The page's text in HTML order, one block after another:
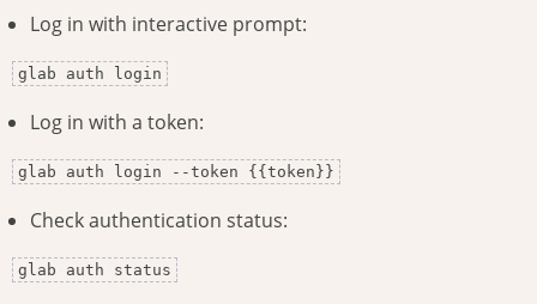
Log in with interactive prompt:
glab auth login
Log in with a token:
glab auth login --token {{token}}
Check authentication status:
glab auth status